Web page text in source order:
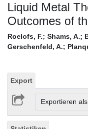
Liquid Metal
Outcomes of
Roelofs, F.; Shams, A.;
Gerschenfeld, A.;
Export
Exportieren